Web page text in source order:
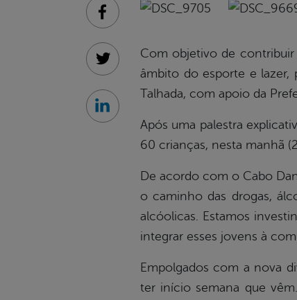
Com objetivo de
âmbito do esporte e lazer,
Talhada, com apoio da
Após uma palestra
60 crianças, nesta manhã
De acordo com o Cabo
o caminho das drogas,
alcóolicas. Estamos
integrar esses jovens à
Empolgados com a nova
ter início semana que
Facebook
Twitter
Linkedin